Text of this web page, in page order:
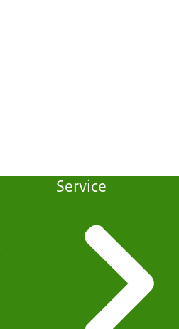
Service